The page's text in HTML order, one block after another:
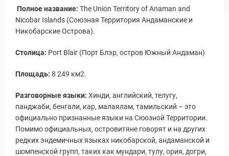
Полное название: The Union Territory of Anaman and
Nicobar Islands (Союзная Территория Андаманские и
Никобарские Острова).
Столица: Port Blair (Порт Блэр, остров Южный Андаман)
Площадь: 8 249 км2.
Разговорные языки: Хинди, английский, телугу,
панджаби, бенгали, кар, малаялам, тамильский – это
официально признанные языки на Сюозной Территории.
Помимо официальных, островитяне говорят и на других
редких эндемичных языках никобарской, андаманской и
шомпенской групп, таких как мундари, тулу, ория, догри,